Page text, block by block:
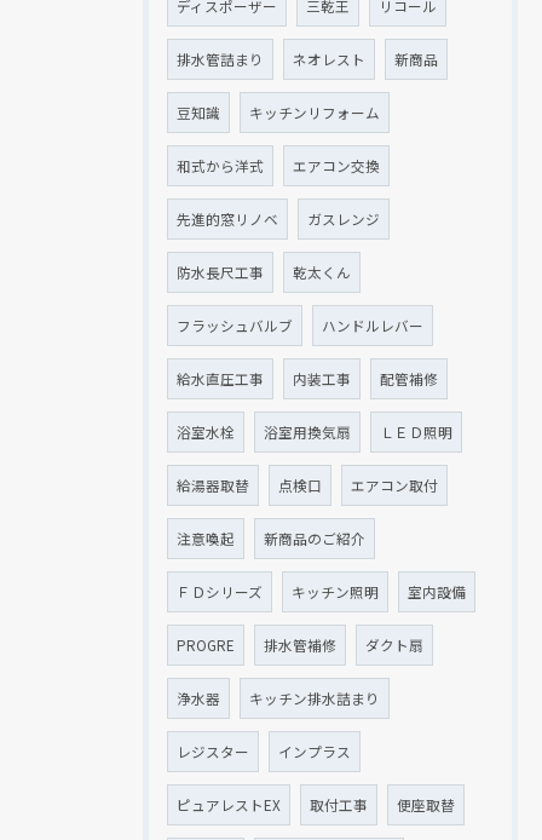
ディスポーザー 三乾王 リコール
排水管詰まり ネオレスト 新商品
豆知識 キッチンリフォーム
和式から洋式 エアコン交換
先進的窓リノベ ガスレンジ
防水長尺工事 乾太くん
フラッシュバルブ ハンドルレバー
給水直圧工事 内装工事 配管補修
浴室水栓 浴室用換気扇 ＬＥＤ照明
給湯器取替 点検口 エアコン取付
注意喚起 新商品のご紹介
ＦＤシリーズ キッチン照明 室内設備
PROGRE 排水管補修 ダクト扇
浄水器 キッチン排水詰まり
レジスター インプラス
ピュアレストEX 取付工事 便座取替